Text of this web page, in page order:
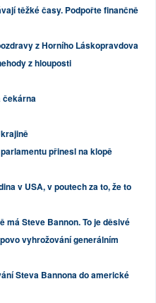
těžké časy. Podpořte finančně
z Horního Láskopravdova
z hlouposti
čekárna
přinesl na klopě
v USA, v poutech za to, že to
má Steve Bannon. To je děsivé
vyhrožování generálním
Steva Bannona do americké